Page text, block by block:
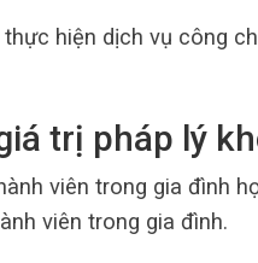
thực hiện dịch vụ công
trị pháp lý
viên trong gia đình
viên trong gia đình.